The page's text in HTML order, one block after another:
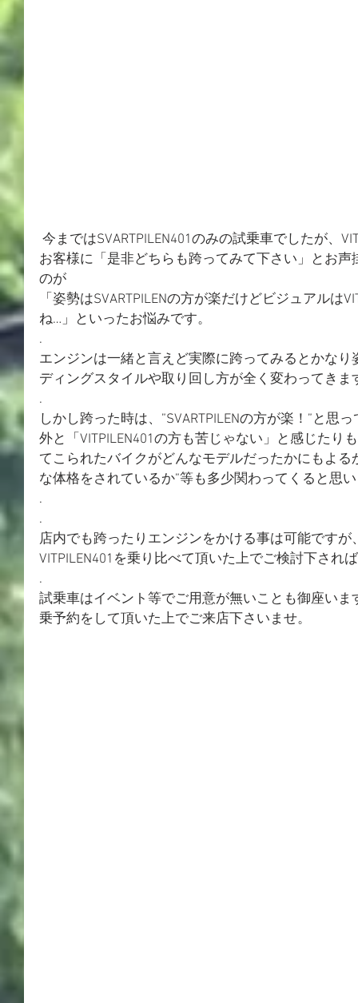
お客様に「是非どちらも跨ってみて下さい」とお
のが
「姿勢はSVARTPILENの方が楽だけどビジュアルは
ね…」といったお悩みです。
.
エンジンは一緒と言えど実際に跨ってみるとかな
ディングスタイルや取り回し方が全く変わってきま
.
しかし跨った時は、”SVARTPILENの方が楽！”と思
外と「VITPILEN401の方も苦じゃない」と感じたり
てこられたバイクがどんなモデルだったかにもよる
な体格をされているか”等も多少関わってくると思
.
.
店内でも跨ったりエンジンをかける事は可能ですが
VITPILEN401を乗り比べて頂いた上でご検討下され
.
試乗車はイベント等でご用意が無いことも御座い
乗予約をして頂いた上でご来店下さいませ。